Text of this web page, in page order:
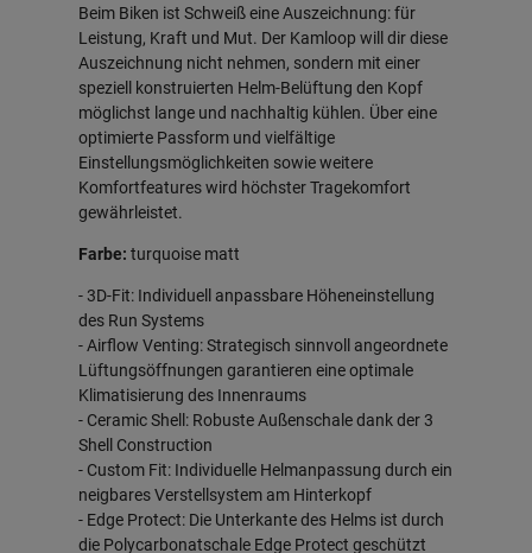
Beim Biken ist Schweiß eine Auszeichnung: für
Leistung, Kraft und Mut. Der Kamloop will dir diese
Auszeichnung nicht nehmen, sondern mit einer
speziell konstruierten Helm-Belüftung den Kopf
möglichst lange und nachhaltig kühlen. Über eine
optimierte Passform und vielfältige
Einstellungsmöglichkeiten sowie weitere
Komfortfeatures wird höchster Tragekomfort
gewährleistet.
Farbe: turquoise matt
- 3D-Fit: Individuell anpassbare Höheneinstellung
des Run Systems
- Airflow Venting: Strategisch sinnvoll angeordnete
Lüftungsöffnungen garantieren eine optimale
Klimatisierung des Innenraums
- Ceramic Shell: Robuste Außenschale dank der 3
Shell Construction
- Custom Fit: Individuelle Helmanpassung durch ein
neigbares Verstellsystem am Hinterkopf
- Edge Protect: Die Unterkante des Helms ist durch
die Polycarbonatschale Edge Protect geschützt